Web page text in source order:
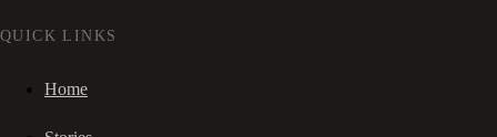
QUICK LINKS
Home